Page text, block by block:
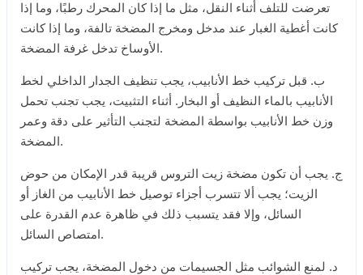
تعرضت للتلف أثناء النقل، مثل ما إذا كان المحرك رطبًا، وما إذا
كانت أغطية الغبار عند مدخل ومخرج المضخة تالفة، وما إذا كانت
الأوساخ تدخل غرفة المضخة.
ب. قبل تركيب خط الأنابيب، يجب تنظيف الجدار الداخلي لخط
الأنابيب بالماء النظيف أو البخار. أثناء التثبيت، يجب تجنب تحمل
وزن خط الأنابيب بواسطة المضخة لتجنب التأثير على دقة وعمر
المضخة.
ج. يجب أن تكون مضخة زيت التروس قريبة قدر الإمكان من حوض
الزيت؛ يجب ألا تتسرب أجزاء توصيل خط الأنابيب من الغاز أو
السائل، وإلا فقد يتسبب ذلك في ظاهرة عدم القدرة على
امتصاص السائل.
د. لمنع الشوائب مثل الجسيمات من دخول المضخة، يجب تركيب